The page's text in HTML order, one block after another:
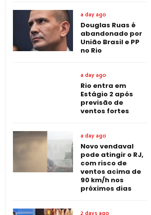
a day ago
Douglas Ruas é
abandonado por
União Brasil e PP
no Rio
a day ago
Rio entra em
Estágio 2 após
previsão de
ventos fortes
a day ago
Novo vendaval
pode atingir o RJ,
com risco de
ventos acima de
90 km/h nos
próximos dias